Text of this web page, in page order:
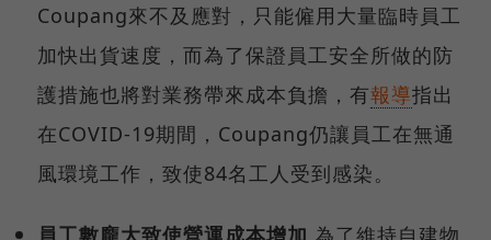
Coupang來不及應對，只能僱用大量臨時員工
加快出貨速度，而為了保證員工安全所做的防
護措施也將對業務帶來成本負擔，有報導指出
在COVID-19期間，Coupang仍讓員工在無通
風環境工作，致使84名工人受到感染。
員工數龐大致使營運成本增加 為了維持自建物